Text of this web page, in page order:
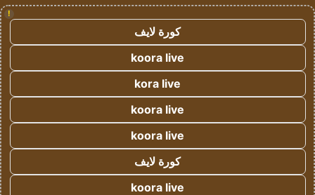
!
كورة لايف
koora live
kora live
koora live
koora live
كورة لايف
koora live